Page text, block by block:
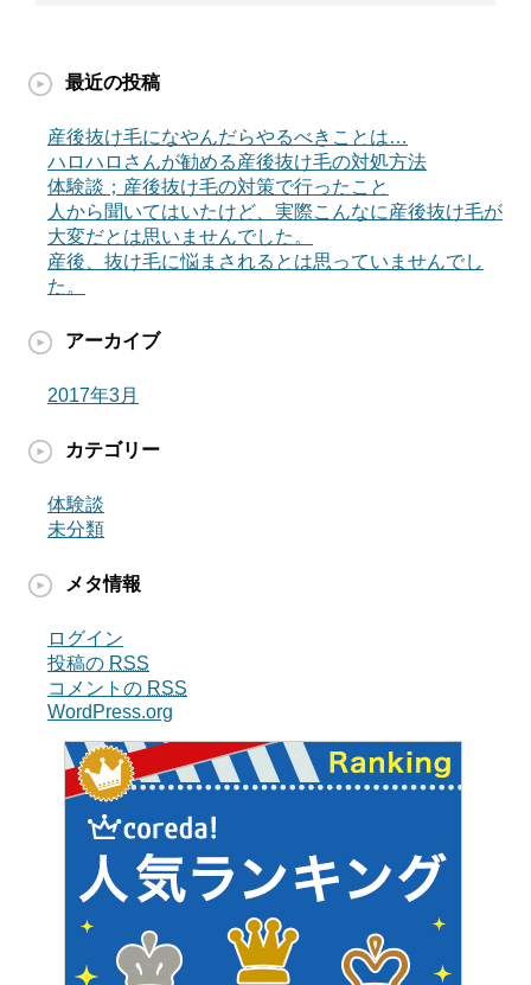
最近の投稿
産後抜け毛になやんだらやるべきことは…
ハロハロさんが勧める産後抜け毛の対処方法
体験談；産後抜け毛の対策で行ったこと
人から聞いてはいたけど、実際こんなに産後抜け毛が
大変だとは思いませんでした。
産後、抜け毛に悩まされるとは思っていませんでし
た。
アーカイブ
2017年3月
カテゴリー
体験談
未分類
メタ情報
ログイン
投稿の RSS
コメントの RSS
WordPress.org